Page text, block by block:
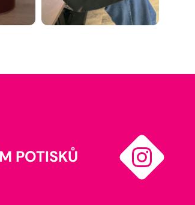
POTISKŮ